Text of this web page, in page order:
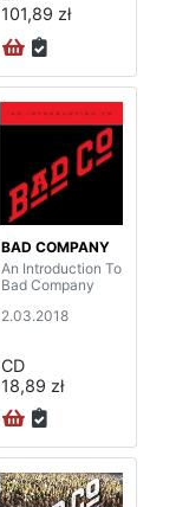
101,89 zł
BAD COMPANY
An Introduction To
Bad Company
2.03.2018
CD
18,89 zł